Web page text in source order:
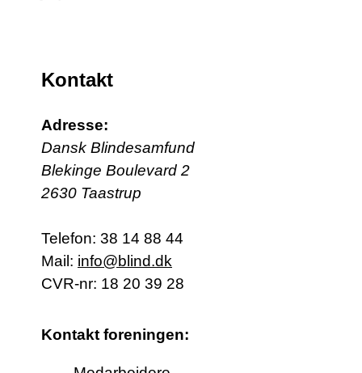
Kontakt
Adresse:
Dansk Blindesamfund
Blekinge Boulevard 2
2630 Taastrup
Telefon: 38 14 88 44
Mail: info@blind.dk
CVR-nr: 18 20 39 28
Kontakt foreningen: